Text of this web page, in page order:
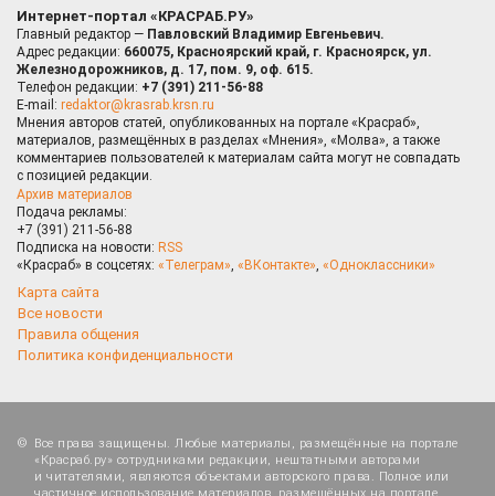
Интернет-портал «КРАСРАБ.РУ»
Главный редактор — Павловский Владимир Евгеньевич.
Адрес редакции: 660075, Красноярский край, г. Красноярск, ул.
Железнодорожников, д. 17, пом. 9, оф. 615.
Телефон редакции: +7 (391) 211-56-88
E-mail: redaktor@krasrab.krsn.ru
Мнения авторов статей, опубликованных на портале «Красраб»,
материалов, размещённых в разделах «Мнения», «Молва», а также
комментариев пользователей к материалам сайта могут не совпадать
с позицией редакции.
Архив материалов
Подача рекламы:
+7 (391) 211-56-88
Подписка на новости: RSS
«Красраб» в соцсетях: «Телеграм», «ВКонтакте», «Одноклассники»
Карта сайта
Все новости
Правила общения
Политика конфиденциальности
Все права защищены. Любые материалы, размещённые на портале
«Красраб.ру» сотрудниками редакции, нештатными авторами
и читателями, являются объектами авторского права. Полное или